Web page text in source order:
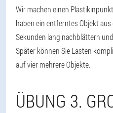
Wir machen einen
haben ein entferntes Objekt
Sekunden lang nachblättern
Später können Sie Lasten
auf vier mehrere Objekte.
ÜBUNG 3.